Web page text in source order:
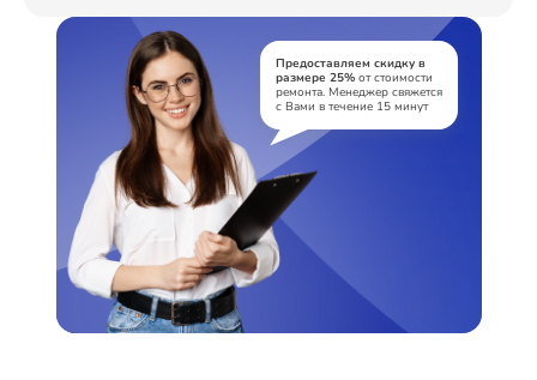
Предоставляем скидку в
размере 25%от стоимости
ремонта. Менеджер свяжется
с Вами в течение 15 минут